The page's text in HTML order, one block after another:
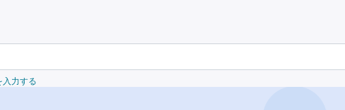
力する